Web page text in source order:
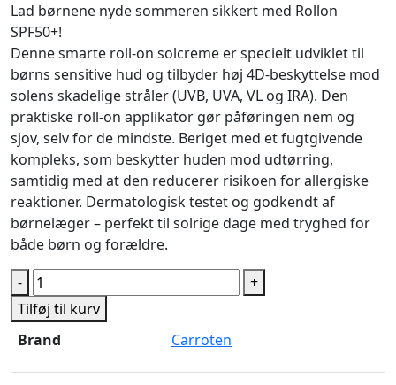
Lad børnene nyde sommeren sikkert med Rollon
SPF50+!
Denne smarte roll-on solcreme er specielt udviklet til
børns sensitive hud og tilbyder høj 4D-beskyttelse mod
solens skadelige stråler (UVB, UVA, VL og IRA). Den
praktiske roll-on applikator gør påføringen nem og
sjov, selv for de mindste. Beriget med et fugtgivende
kompleks, som beskytter huden mod udtørring,
samtidig med at den reducerer risikoen for allergiske
reaktioner. Dermatologisk testet og godkendt af
børnelæger – perfekt til solrige dage med tryghed for
både børn og forældre.
-
Carroten
Dry
Mist
Kids
+
Tilføj til kurv
Brand
Carroten